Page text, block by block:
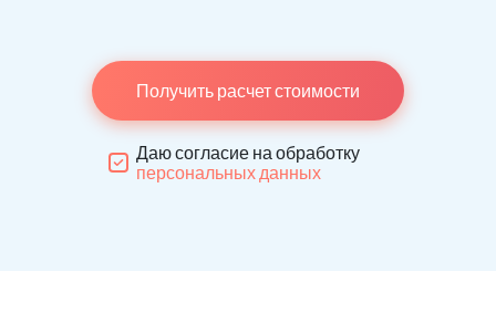
Получить расчет стоимости
Даю согласие на обработку
персональных данных